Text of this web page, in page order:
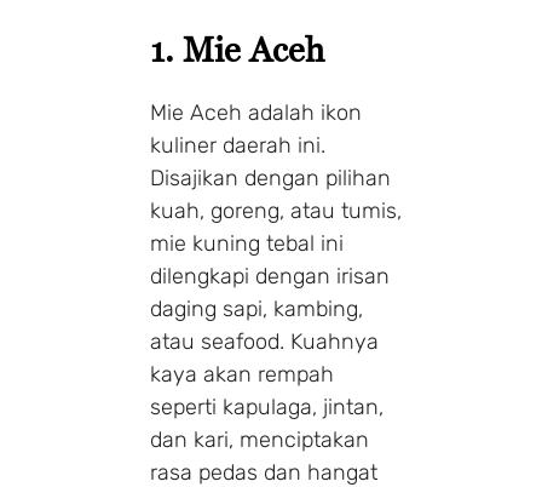
1. Mie Aceh
Mie Aceh adalah ikon
kuliner daerah ini.
Disajikan dengan pilihan
kuah, goreng, atau tumis,
mie kuning tebal ini
dilengkapi dengan irisan
daging sapi, kambing,
atau seafood. Kuahnya
kaya akan rempah
seperti kapulaga, jintan,
dan kari, menciptakan
rasa pedas dan hangat